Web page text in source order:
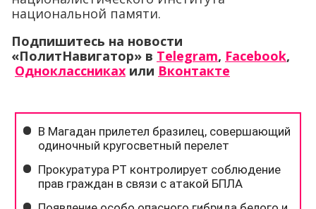
национальной памяти.
Подпишитесь на новости
«ПолитНавигатор» в Telegram, Facebook,
Одноклассниках или Вконтакте